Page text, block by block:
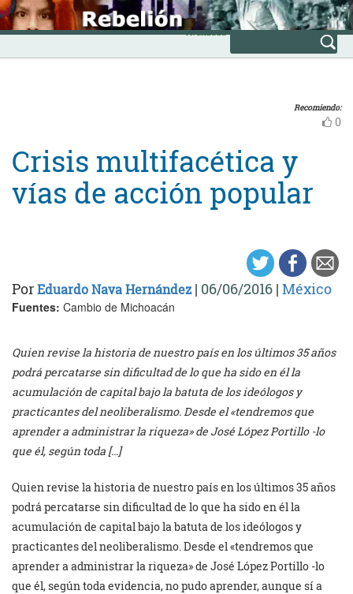
Skip
to
content
INICIO
Avanzada
Recomiendo:
0
Crisis multifacética y
vías de acción popular
PorEduardo Nava Hernández| 06/06/2016 | México
Fuentes: Cambio de Michoacán
Quien revise la historia de nuestro país en los últimos 35 años
podrá percatarse sin dificultad de lo que ha sido en él la
acumulación de capital bajo la batuta de los ideólogos y
practicantes del neoliberalismo. Desde el «tendremos que
aprender a administrar la riqueza» de José López Portillo -lo
que él, según toda […]
Quien revise la historia de nuestro país en los últimos 35 años
podrá percatarse sin dificultad de lo que ha sido en él la
acumulación de capital bajo la batuta de los ideólogos y
practicantes del neoliberalismo. Desde el «tendremos que
aprender a administrar la riqueza» de José López Portillo -lo
que él, según toda evidencia, no pudo aprender, aunque sí a